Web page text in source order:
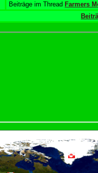
Beiträge im Thread Farmers